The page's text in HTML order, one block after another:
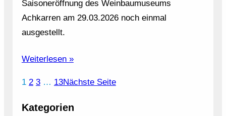
Saisoneröffnung des Weinbaumuseums
Achkarren am 29.03.2026 noch einmal
ausgestellt.
Weiterlesen »
1 2 3 … 13Nächste Seite
Kategorien